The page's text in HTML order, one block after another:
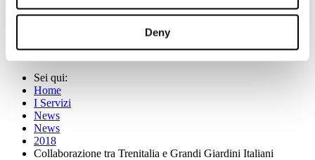
Deny
per organizzare un viaggio in uno dei meravigliosi parchi nostrani,
acquistabile al prezzo di 10,50 euro anziché 14.
(Per maggiori informazioni:www.trenitalia.com)
Sei qui:
Home
I Servizi
News
News
2018
Collaborazione tra Trenitalia e Grandi Giardini Italiani